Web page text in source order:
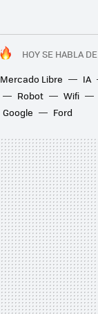
HOY SE HABLA DE
Mercado Libre
IA
Robot
Wifi
Google
Ford